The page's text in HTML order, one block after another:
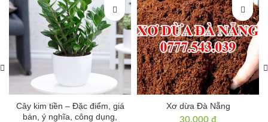
Cây kim tiền – Đặc điểm, giá
bán, ý nghĩa, công dụng,
Xơ dừa Đà Nẵng
30.000 ₫